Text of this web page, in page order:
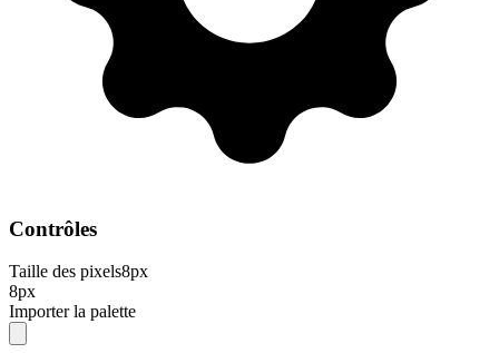
Contrôles
Taille des pixels8px
8px
Importer la palette